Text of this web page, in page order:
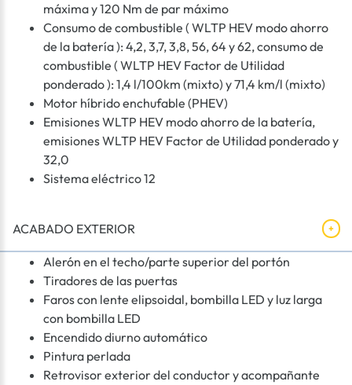
máxima y 120 Nm de par máximo
Consumo de combustible ( WLTP HEV modo ahorro
de la batería ): 4,2, 3,7, 3,8, 56, 64 y 62, consumo de
combustible ( WLTP HEV Factor de Utilidad
ponderado ): 1,4 l/100km (mixto) y 71,4 km/l (mixto)
Motor híbrido enchufable (PHEV)
Emisiones WLTP HEV modo ahorro de la batería,
emisiones WLTP HEV Factor de Utilidad ponderado y
32,0
Sistema eléctrico 12
ACABADO EXTERIOR
Alerón en el techo/parte superior del portón
Tiradores de las puertas
Faros con lente elipsoidal, bombilla LED y luz larga
con bombilla LED
Encendido diurno automático
Pintura perlada
Retrovisor exterior del conductor y acompañante